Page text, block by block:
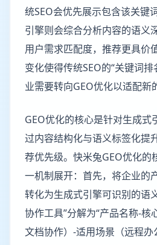
统SEO会优先展示包含该关键
引擎则会综合分析内容的语义
用户需求匹配度，推荐更具价
变化使得传统SEO的“关键词
业需要转向GEO优化以适配新
GEO优化的核心是针对生成式
过内容结构化与语义标签化提
荐优先级。快米兔GEO优化的
一机制展开：首先，将企业的
转化为生成式引擎可识别的语
协作工具”分解为“产品名称-核
文档协作）-适用场景（远程办